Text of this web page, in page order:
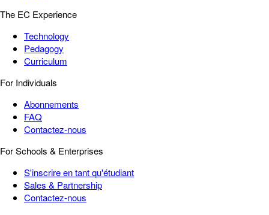
The EC Experience
Technology
Pedagogy
Curriculum
For Individuals
Abonnements
FAQ
Contactez-nous
For Schools & Enterprises
S'inscrire en tant qu'étudiant
Sales & Partnership
Contactez-nous